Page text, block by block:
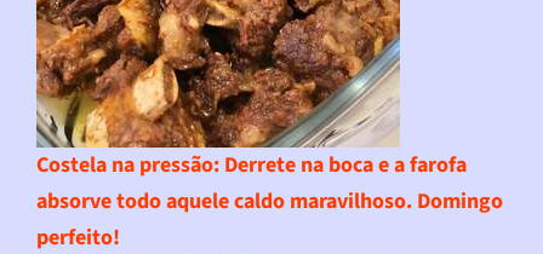
Costela na pressão: Derrete na boca e a farofa
absorve todo aquele caldo maravilhoso. Domingo
perfeito!